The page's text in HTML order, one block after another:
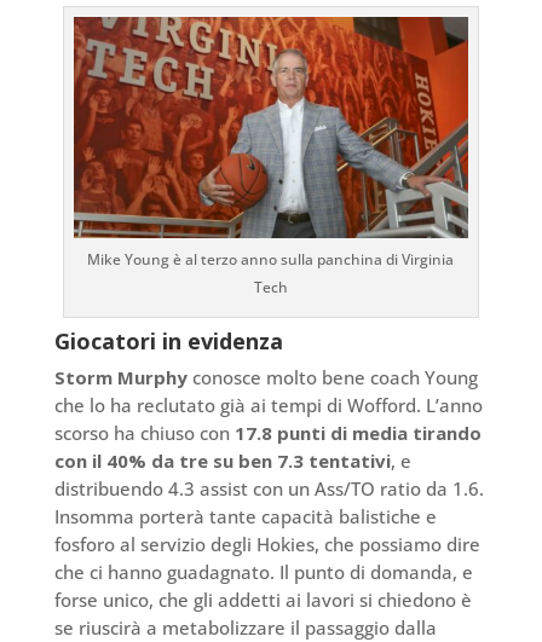
Mike Young è al terzo anno sulla panchina di Virginia
Tech
Giocatori in evidenza
Storm Murphyconosce molto bene coach Young
che lo ha reclutato già ai tempi di Wofford. L’anno
scorso ha chiuso con 17.8 punti di media tirando
con il 40% da tre su ben 7.3 tentativi, e
distribuendo 4.3 assist con un Ass/TO ratio da 1.6.
Insomma porterà tante capacità balistiche e
fosforo al servizio degli Hokies, che possiamo dire
che ci hanno guadagnato. Il punto di domanda, e
forse unico, che gli addetti ai lavori si chiedono è
se riuscirà a metabolizzare il passaggio dalla